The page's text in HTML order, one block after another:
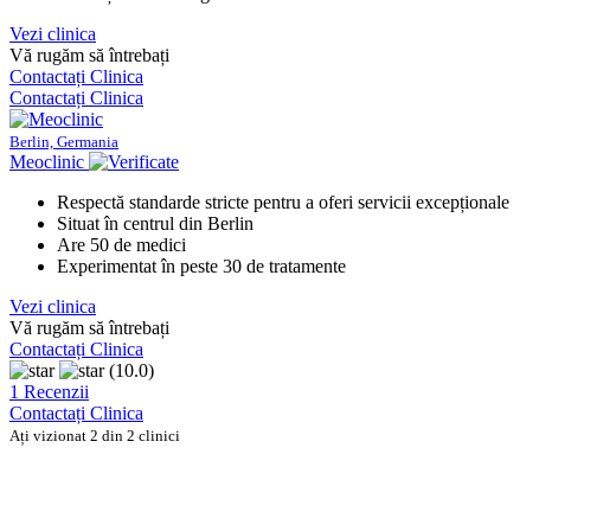
Vezi clinica
Vă rugăm să întrebați
Contactați Clinica
Contactați Clinica
Berlin, Germania
Meoclinic
Respectă standarde stricte pentru a oferi servicii excepționale
Situat în centrul din Berlin
Are 50 de medici
Experimentat în peste 30 de tratamente
Vezi clinica
Vă rugăm să întrebați
Contactați Clinica
(10.0)
1 Recenzii
Contactați Clinica
Ați vizionat 2 din 2 clinici